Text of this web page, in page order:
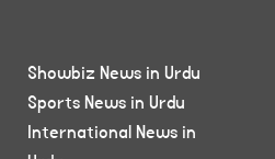
Showbiz News in Urdu
Sports News in Urdu
International News in